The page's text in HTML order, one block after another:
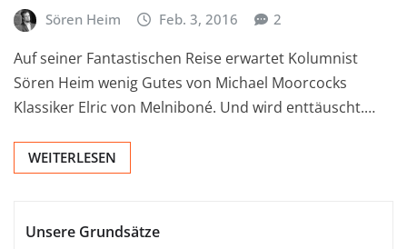
Sören Heim Feb. 3, 2016 2
Auf seiner Fantastischen Reise erwartet Kolumnist
Sören Heim wenig Gutes von Michael Moorcocks
Klassiker Elric von Melniboné. Und wird enttäuscht.…
WEITERLESEN
Unsere Grundsätze